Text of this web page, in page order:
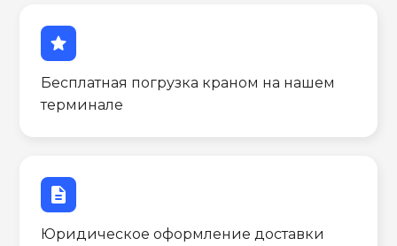
star
Бесплатная погрузка краном на нашем
терминале
description
Юридическое оформление доставки